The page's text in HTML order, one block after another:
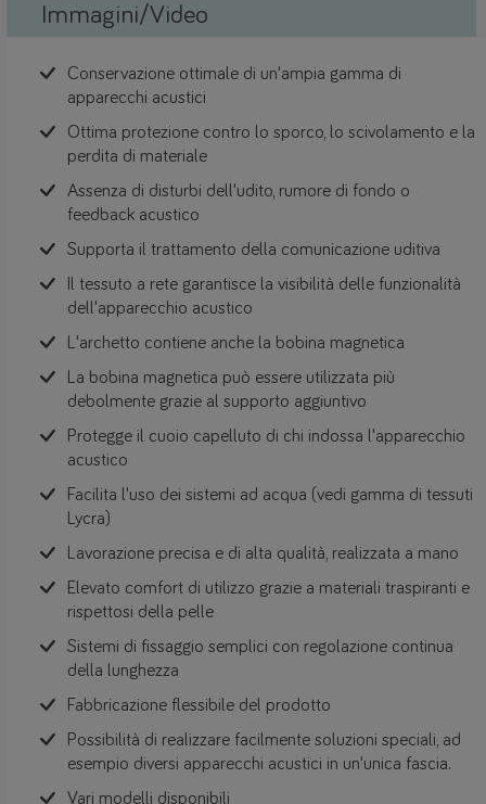
Immagini/Video
Conservazione ottimale di un'ampia gamma di
apparecchi acustici
Ottima protezione contro lo sporco, lo scivolamento e la
perdita di materiale
Assenza di disturbi dell'udito, rumore di fondo o
feedback acustico
Supporta il trattamento della comunicazione uditiva
Il tessuto a rete garantisce la visibilità delle funzionalità
dell'apparecchio acustico
L'archetto contiene anche la bobina magnetica
La bobina magnetica può essere utilizzata più
debolmente grazie al supporto aggiuntivo
Protegge il cuoio capelluto di chi indossa l'apparecchio
acustico
Facilita l'uso dei sistemi ad acqua (vedi gamma di tessuti
Lycra)
Lavorazione precisa e di alta qualità, realizzata a mano
Elevato comfort di utilizzo grazie a materiali traspiranti e
rispettosi della pelle
Sistemi di fissaggio semplici con regolazione continua
della lunghezza
Fabbricazione flessibile del prodotto
Possibilità di realizzare facilmente soluzioni speciali, ad
esempio diversi apparecchi acustici in un'unica fascia.
Vari modelli disponibili